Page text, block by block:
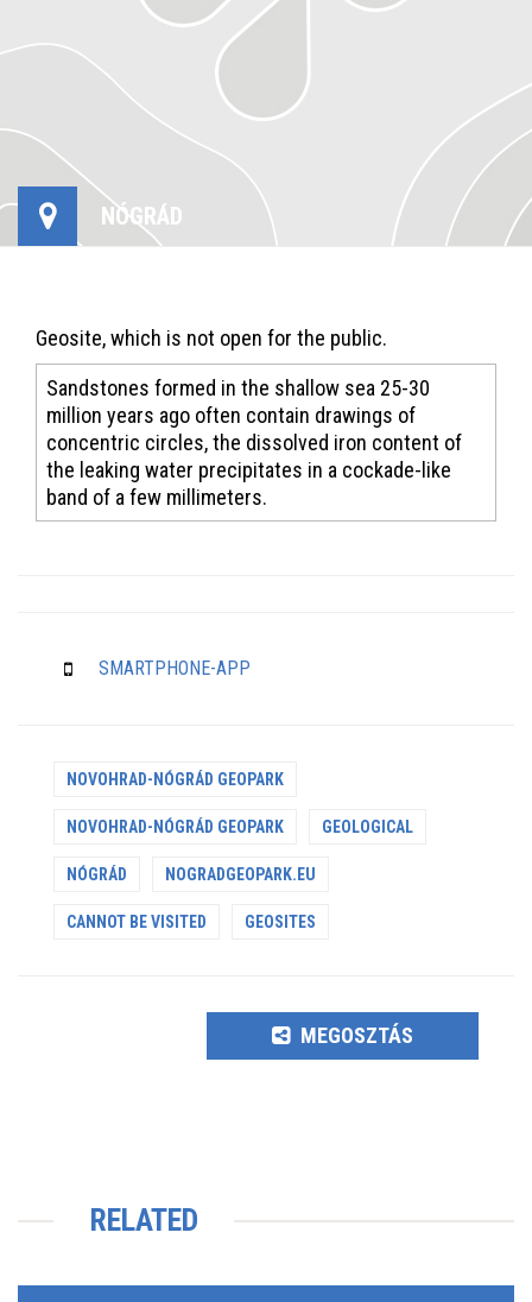
NÓGRÁD
Geosite, which is not open for the public.
Sandstones formed in the shallow sea 25-30
million years ago often contain drawings of
concentric circles, the dissolved iron content of
the leaking water precipitates in a cockade-like
band of a few millimeters.
SMARTPHONE-APP
NOVOHRAD-NÓGRÁD GEOPARK
NOVOHRAD-NÓGRÁD GEOPARK GEOLOGICAL
NÓGRÁD NOGRADGEOPARK.EU
CANNOT BE VISITED GEOSITES
MEGOSZTÁS
RELATED